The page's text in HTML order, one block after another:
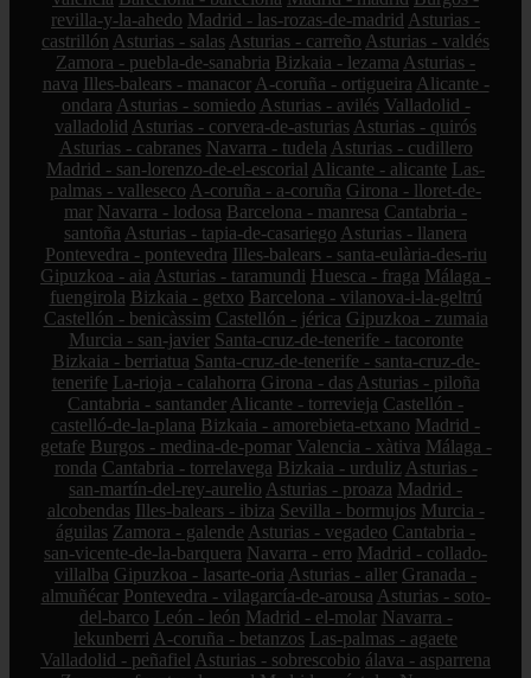
revilla-y-la-ahedo Madrid - las-rozas-de-madrid Asturias -
castrillón Asturias - salas Asturias - carreño Asturias - valdés
Zamora - puebla-de-sanabria Bizkaia - lezama Asturias -
nava Illes-balears - manacor A-coruña - ortigueira Alicante -
ondara Asturias - somiedo Asturias - avilés Valladolid -
valladolid Asturias - corvera-de-asturias Asturias - quirós
Asturias - cabranes Navarra - tudela Asturias - cudillero
Madrid - san-lorenzo-de-el-escorial Alicante - alicante Las-
palmas - valleseco A-coruña - a-coruña Girona - lloret-de-
mar Navarra - lodosa Barcelona - manresa Cantabria -
santoña Asturias - tapia-de-casariego Asturias - llanera
Pontevedra - pontevedra Illes-balears - santa-eulària-des-riu
Gipuzkoa - aia Asturias - taramundi Huesca - fraga Málaga -
fuengirola Bizkaia - getxo Barcelona - vilanova-i-la-geltrú
Castellón - benicàssim Castellón - jérica Gipuzkoa - zumaia
Murcia - san-javier Santa-cruz-de-tenerife - tacoronte
Bizkaia - berriatua Santa-cruz-de-tenerife - santa-cruz-de-
tenerife La-rioja - calahorra Girona - das Asturias - piloña
Cantabria - santander Alicante - torrevieja Castellón -
castelló-de-la-plana Bizkaia - amorebieta-etxano Madrid -
getafe Burgos - medina-de-pomar Valencia - xàtiva Málaga -
ronda Cantabria - torrelavega Bizkaia - urduliz Asturias -
san-martín-del-rey-aurelio Asturias - proaza Madrid -
alcobendas Illes-balears - ibiza Sevilla - bormujos Murcia -
águilas Zamora - galende Asturias - vegadeo Cantabria -
san-vicente-de-la-barquera Navarra - erro Madrid - collado-
villalba Gipuzkoa - lasarte-oria Asturias - aller Granada -
almuñécar Pontevedra - vilagarcía-de-arousa Asturias - soto-
del-barco León - león Madrid - el-molar Navarra -
lekunberri A-coruña - betanzos Las-palmas - agaete
Valladolid - peñafiel Asturias - sobrescobio álava - asparrena